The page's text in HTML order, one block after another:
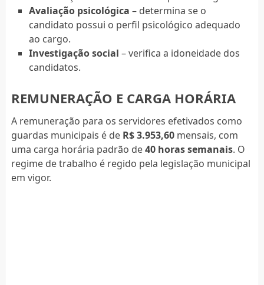
Avaliação psicológica – determina se o
candidato possui o perfil psicológico adequado
ao cargo.
Investigação social – verifica a idoneidade dos
candidatos.
REMUNERAÇÃO E CARGA HORÁRIA
A remuneração para os servidores efetivados como
guardas municipais é de R$ 3.953,60mensais, com
uma carga horária padrão de40 horas semanais. O
regime de trabalho é regido pela legislação municipal
em vigor.